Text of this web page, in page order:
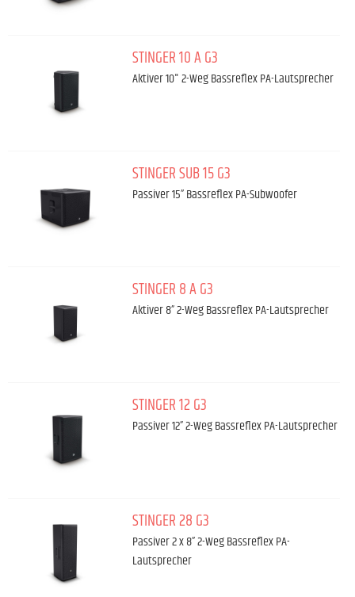
STINGER 10 A G3
Aktiver 10" 2-Weg Bassreflex PA-Lautsprecher
STINGER SUB 15 G3
Passiver 15” Bassreflex PA-Subwoofer
STINGER 8 A G3
Aktiver 8” 2-Weg Bassreflex PA-Lautsprecher
STINGER 12 G3
Passiver 12” 2-Weg Bassreflex PA-Lautsprecher
STINGER 28 G3
Passiver 2 x 8” 2-Weg Bassreflex PA-
Lautsprecher